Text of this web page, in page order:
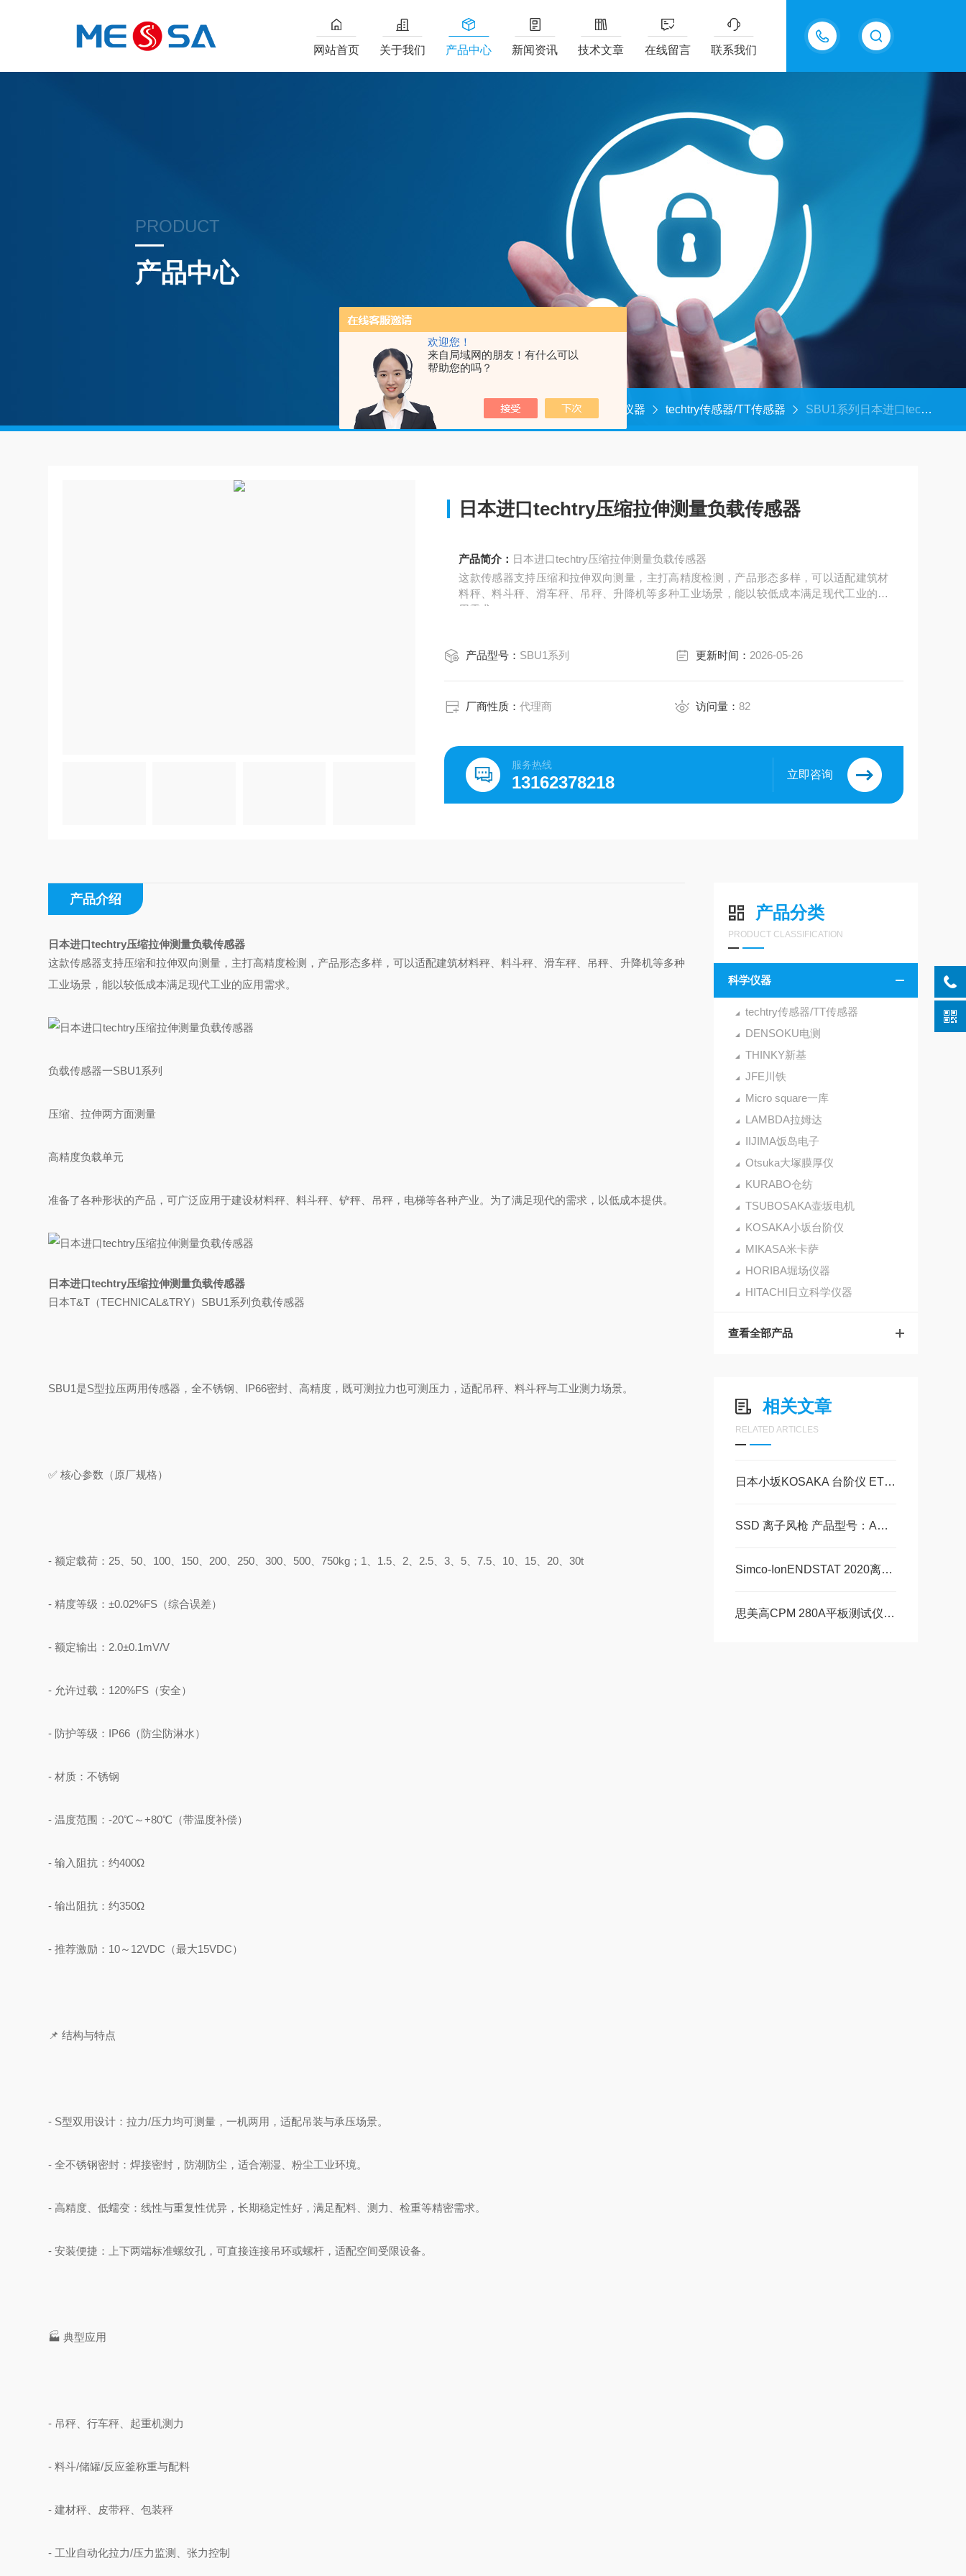
欢迎您！
来自局域网的朋友！有什么可以
帮助您的吗？
13915577898
网站首页 关于我们 产品中心 新闻资讯 技术文章 在线留言 联系我们
PRODUCT
产品中心
首页 产品中心 科学仪器 techtry传感器/TT传感器 SBU1系列日本进口techtry压缩拉伸测量负载传感器
日本进口techtry压缩拉伸测量负载传感器
产品简介： 日本进口techtry压缩拉伸测量负载传感器
这款传感器支持‌压缩和拉伸双向测量‌，主打高精度检测，产品形态多样，可以适配建筑材
料秤、料斗秤、滑车秤、吊秤、升降机等多种工业场景，能以较低成本满足现代工业的应
用需求。
产品型号： SBU1系列 更新时间： 2026-05-26
厂商性质：代理商 访问量： 82
服务热线
13162378218 立即咨询
产品分类
PRODUCT CLASSIFICATION
科学仪器
techtry传感器/TT传感器
DENSOKU电测
THINKY新基
JFE川铁
Micro square一库
LAMBDA拉姆达
IIJIMA饭岛电子
Otsuka大塚膜厚仪
KURABO仓纺
TSUBOSAKA壶坂电机
KOSAKA小坂台阶仪
MIKASA米卡萨
HORIBA堀场仪器
HITACHI日立科学仪器
查看全部产品
相关文章
RELATED ARTICLES
日本小坂KOSAKA 台阶仪 ET4000系列
SSD 离子风枪 产品型号：AGZIII 现货200个 美萨全系列代理
Simco-IonENDSTAT 2020离子风机美萨代理现货
思美高CPM 280A平板测试仪美萨科技全系列现货
产品介绍
日本进口techtry压缩拉伸测量负载传感器
这款传感器支持‌压缩和拉伸双向测量‌，主打高精度检测，产品形态多样，可以适配建筑材料秤、料斗秤、滑车秤、吊秤、升降机等多种
工业场景，能以较低成本满足现代工业的应用需求。
负载传感器一SBU1系列
压缩、拉伸两方面测量
高精度负载单元
准备了各种形状的产品，可广泛应用于建设材料秤、料斗秤、铲秤、吊秤，电梯等各种产业。为了满足现代的需求，以低成本提供。
日本进口techtry压缩拉伸测量负载传感器
日本T&T（TECHNICAL&TRY）SBU1系列负载传感器
SBU1是S型拉压两用传感器，全不锈钢、IP66密封、高精度，既可测拉力也可测压力，适配吊秤、料斗秤与工业测力场景。
✅ 核心参数（原厂规格）
- 额定载荷：25、50、100、150、200、250、300、500、750kg；1、1.5、2、2.5、3、5、7.5、10、15、20、30t
- 精度等级：±0.02%FS（综合误差）
- 额定输出：2.0±0.1mV/V
- 允许过载：120%FS（安全）
- 防护等级：IP66（防尘防淋水）
- 材质：不锈钢
- 温度范围：-20℃～+80℃（带温度补偿）
- 输入阻抗：约400Ω
- 输出阻抗：约350Ω
- 推荐激励：10～12VDC（最大15VDC）
📌 结构与特点
- S型双用设计：拉力/压力均可测量，一机两用，适配吊装与承压场景。
- 全不锈钢密封：焊接密封，防潮防尘，适合潮湿、粉尘工业环境。
- 高精度、低蠕变：线性与重复性优异，长期稳定性好，满足配料、测力、检重等精密需求。
- 安装便捷：上下两端标准螺纹孔，可直接连接吊环或螺杆，适配空间受限设备。
🏭 典型应用
- 吊秤、行车秤、起重机测力
- 料斗/储罐/反应釜称重与配料
- 建材秤、皮带秤、包装秤
- 工业自动化拉力/压力监测、张力控制